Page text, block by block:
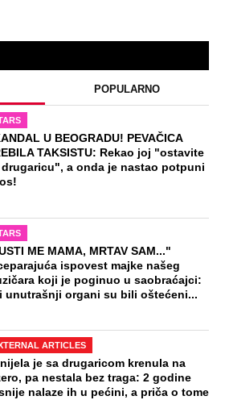
POPULARNO
U BEOGRADU! PEVAČICA
TAKSISTU: Rekao joj "ostavite
drugaricu", a onda je nastao potpuni
ME MAMA, MRTAV SAM..."
ispovest majke našeg
koji je poginuo u saobraćajci:
unutrašnji organi su bili oštećeni...
ARTICLES
je sa drugaricom krenula na
pa nestala bez traga: 2 godine
nalaze ih u pećini, a priča o tome